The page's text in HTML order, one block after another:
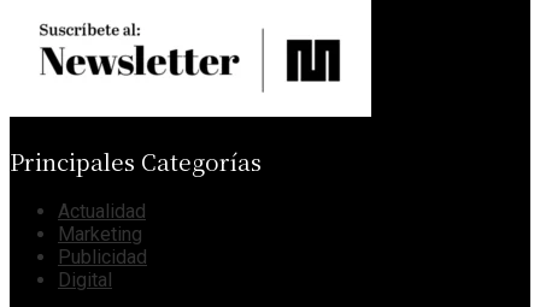
Principales Categorías
Actualidad
Marketing
Publicidad
Digital